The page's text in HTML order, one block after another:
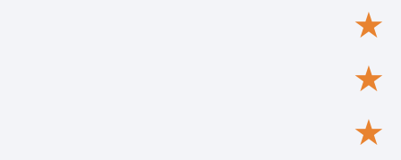
★
★
★